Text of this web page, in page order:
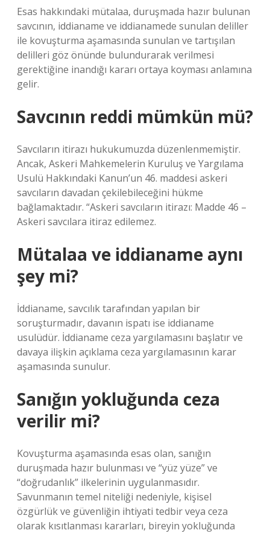
Esas hakkındaki mütalaa, duruşmada hazır bulunan
savcının, iddianame ve iddianamede sunulan deliller
ile kovuşturma aşamasında sunulan ve tartışılan
delilleri göz önünde bulundurarak verilmesi
gerektiğine inandığı kararı ortaya koyması anlamına
gelir.
Savcının reddi mümkün mü?
Savcıların itirazı hukukumuzda düzenlenmemiştir.
Ancak, Askeri Mahkemelerin Kuruluş ve Yargılama
Usulü Hakkındaki Kanun’un 46. maddesi askeri
savcıların davadan çekilebileceğini hükme
bağlamaktadır. “Askeri savcıların itirazı: Madde 46 –
Askeri savcılara itiraz edilemez.
Mütalaa ve iddianame aynı
şey mi?
İddianame, savcılık tarafından yapılan bir
soruşturmadır, davanın ispatı ise iddianame
usulüdür. İddianame ceza yargılamasını başlatır ve
davaya ilişkin açıklama ceza yargılamasının karar
aşamasında sunulur.
Sanığın yokluğunda ceza
verilir mi?
Kovuşturma aşamasında esas olan, sanığın
duruşmada hazır bulunması ve “yüz yüze” ve
“doğrudanlık” ilkelerinin uygulanmasıdır.
Savunmanın temel niteliği nedeniyle, kişisel
özgürlük ve güvenliğin ihtiyati tedbir veya ceza
olarak kısıtlanması kararları, bireyin yokluğunda